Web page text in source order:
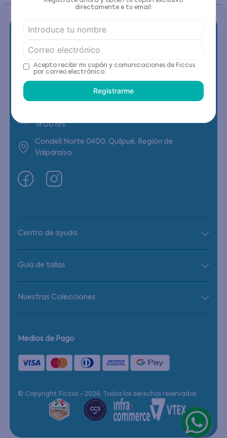
Contáctanos
(22) 6178818 - Compras Internet
19:00 hrs
Condell Norte 0400, Quilpué, Región de
Valparaíso
Centro de ayuda
Guía de tallas
Nuestras Colecciones
Medios de Pago
© Copyright Ficcus - 2026. Todos los derechos reservados.
directamente e tu email:
Acepto recibir mi cupón y comunicaciones de Ficcus
por correo electrónico.
Registrarme